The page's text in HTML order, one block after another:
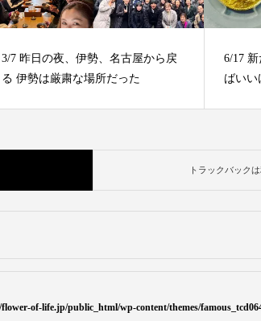
3/7 昨日の夜、伊勢、名古屋から戻
る 伊勢は厳粛な場所だった
6/17
ばいい
トラックバック
of-life.jp/public_html/wp-content/themes/